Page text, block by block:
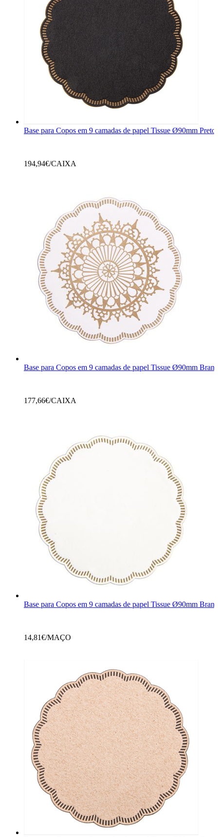
Base para Copos em 9 camadas de papel Tissue Ø90mm
194,94€/CAIXA
Base para Copos em 9 camadas de papel Tissue Ø90mm
177,66€/CAIXA
Base para Copos em 9 camadas de papel Tissue Ø90mm
14,81€/MAÇO